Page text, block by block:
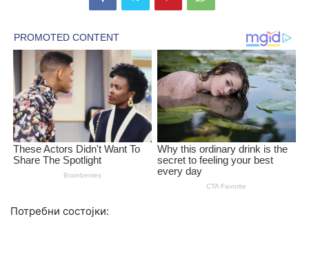
Потребни состојки: